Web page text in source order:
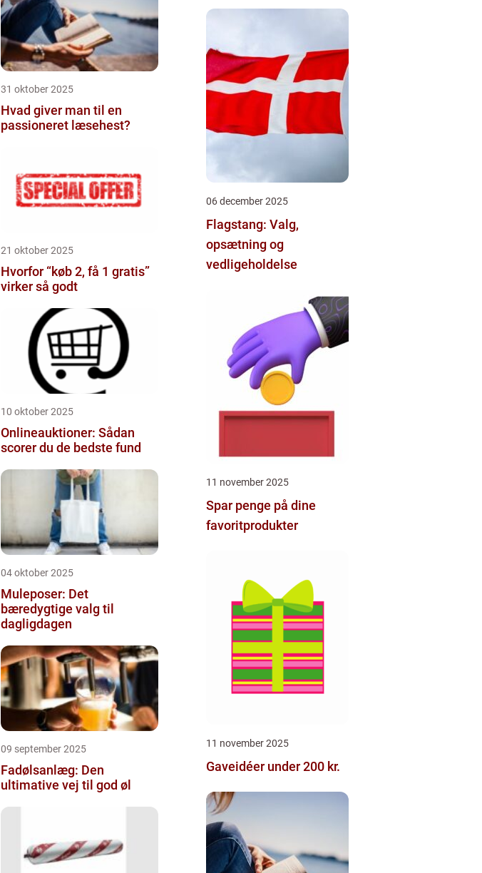
31 oktober 2025
Hvad giver man til en
passioneret læsehest?
21 oktober 2025
Hvorfor “køb 2, få 1 gratis”
virker så godt
10 oktober 2025
Onlineauktioner: Sådan
scorer du de bedste fund
04 oktober 2025
Muleposer: Det
bæredygtige valg til
dagligdagen
09 september 2025
Fadølsanlæg: Den
ultimative vej til god øl
06 december 2025
Flagstang: Valg,
opsætning og
vedligeholdelse
11 november 2025
Spar penge på dine
favoritprodukter
11 november 2025
Gaveidéer under 200 kr.